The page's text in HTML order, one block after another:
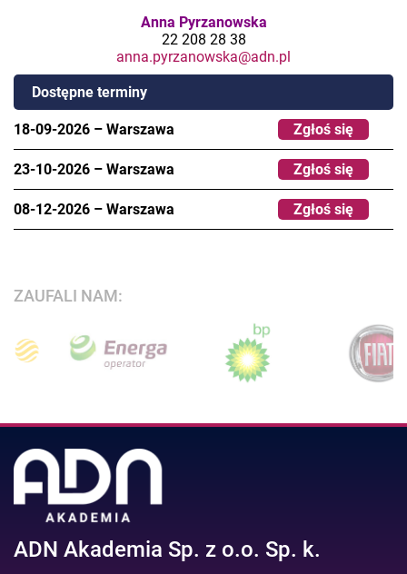
Anna Pyrzanowska
22 208 28 38
anna.pyrzanowska@adn.pl
Dostępne terminy
18-09-2026 – Warszawa Zgłoś się
23-10-2026 – Warszawa Zgłoś się
08-12-2026 – Warszawa Zgłoś się
ZAUFALI NAM:
ADN Akademia Sp. z o.o. Sp. k.